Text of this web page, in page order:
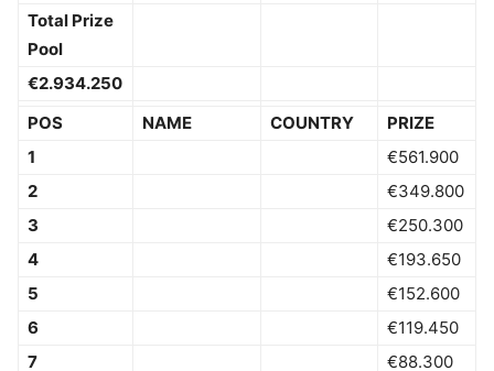
Total Prize
Pool
€2.934.250
POS
NAME COUNTRY
PRIZE
1
€561.900
2
€349.800
3
€250.300
4
€193.650
5
€152.600
6
€119.450
7
€88.300